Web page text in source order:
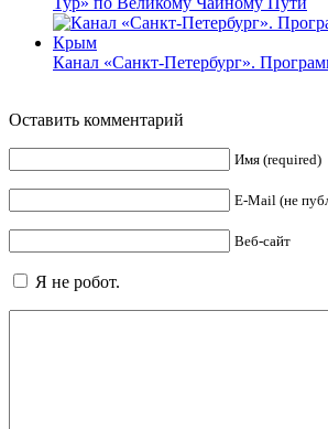
Канал «Санкт-Петербург».
Оставить комментарий
Имя (required)
E-Mail (не
Веб-сайт
Я не робот.